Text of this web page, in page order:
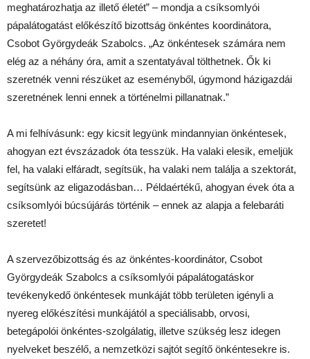
meghatározhatja az illető életét” – mondja a csíksomlyói
pápalátogatást előkészítő bizottság önkéntes koordinátora,
Csobot Györgydeák Szabolcs. „Az önkéntesek számára nem
elég az a néhány óra, amit a szentatyával tölthetnek. Ők ki
szeretnék venni részüket az eseményből, úgymond házigazdái
szeretnének lenni ennek a történelmi pillanatnak.”
A mi felhívásunk: egy kicsit legyünk mindannyian önkéntesek,
ahogyan ezt évszázadok óta tesszük. Ha valaki elesik, emeljük
fel, ha valaki elfáradt, segítsük, ha valaki nem találja a szektorát,
segítsünk az eligazodásban… Példaértékű, ahogyan évek óta a
csíksomlyói búcsújárás történik – ennek az alapja a felebaráti
szeretet!
A szervezőbizottság és az önkéntes-koordinátor, Csobot
Györgydeák Szabolcs a csíksomlyói pápalátogatáskor
tevékenykedő önkéntesek munkáját több területen igényli a
nyereg előkészítési munkájától a speciálisabb, orvosi,
betegápolói önkéntes-szolgálatig, illetve szükség lesz idegen
nyelveket beszélő, a nemzetközi sajtót segítő önkéntesekre is.